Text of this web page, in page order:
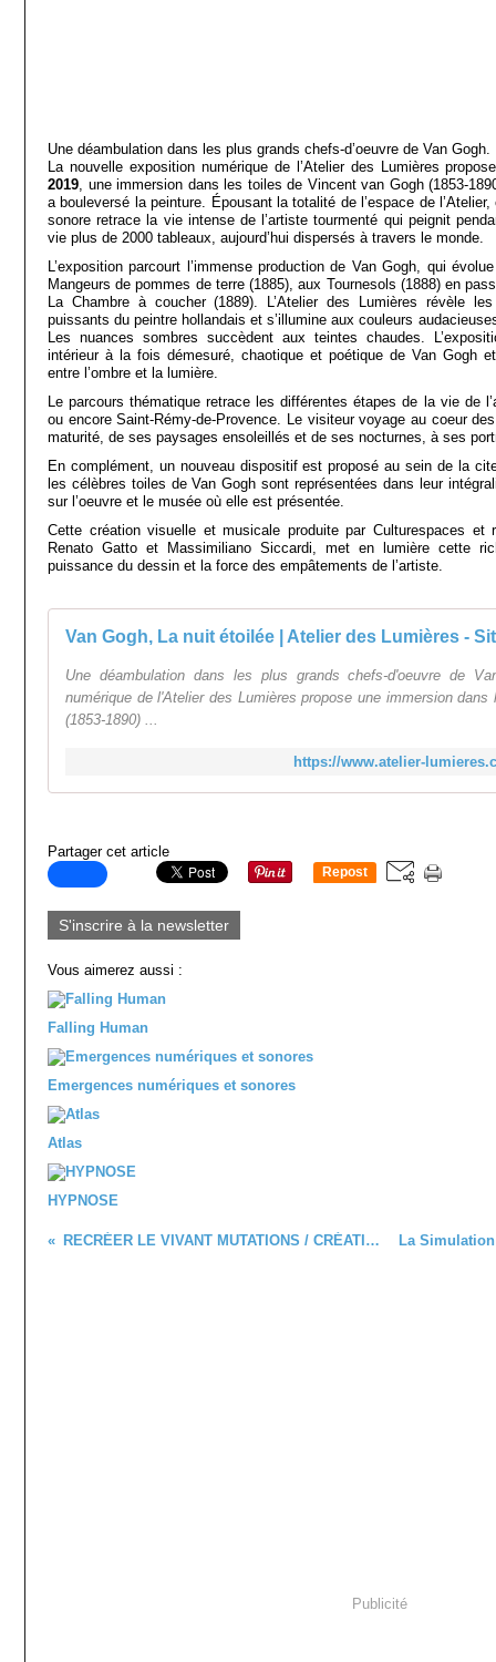
Une déambulation dans les plus grands chefs-d’oeuvre de Van Gogh.
La nouvelle exposition numérique de l’Atelier des Lumières
2019, une immersion dans les toiles de Vincent van Gogh (1853-
a bouleversé la peinture. Épousant la totalité de l’espace de
sonore retrace la vie intense de l’artiste tourmenté qui peignit
vie plus de 2000 tableaux, aujourd’hui dispersés à travers le monde.
L’exposition parcourt l’immense production de Van Gogh, qui
Mangeurs de pommes de terre (1885), aux Tournesols (1888) en
La Chambre à coucher (1889). L’Atelier des Lumières révèle
puissants du peintre hollandais et s’illumine aux couleurs
Les nuances sombres succèdent aux teintes chaudes.
intérieur à la fois démesuré, chaotique et poétique de Van Gogh
entre l’ombre et la lumière.
Le parcours thématique retrace les différentes étapes de la vie de
ou encore Saint-Rémy-de-Provence. Le visiteur voyage au coeur
maturité, de ses paysages ensoleillés et de ses nocturnes, à ses
En complément, un nouveau dispositif est proposé au sein de la
les célèbres toiles de Van Gogh sont représentées dans leur
sur l’oeuvre et le musée où elle est présentée.
Cette création visuelle et musicale produite par Culturespaces et
Renato Gatto et Massimiliano Siccardi, met en lumière cette
puissance du dessin et la force des empâtements de l’artiste.
Van Gogh, La nuit étoilée | Atelier des Lumières -
Une déambulation dans les plus grands chefs-d'oeuvre de
numérique de l'Atelier des Lumières propose une immersion
(1853-1890) ...
https://www.atelier-
Partager cet article
Repost
S'inscrire à la newsletter
Vous aimerez aussi :
Falling Human
Emergences numériques et sonores
Atlas
HYPNOSE
RECRÉER LE VIVANT MUTATIONS / CRÉATIONS 3
Publicité